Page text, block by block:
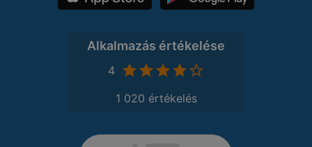
Alkalmazás értékelése
4
1 020 értékelés